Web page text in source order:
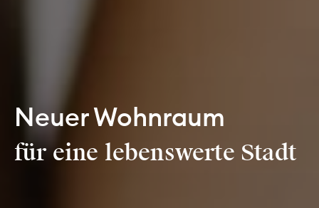
Neuer Wohnraum
für eine lebenswerte Stadt